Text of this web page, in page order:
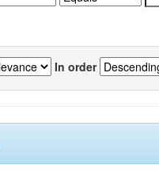
In order